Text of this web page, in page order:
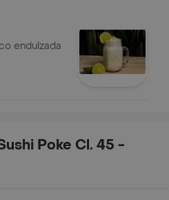
endulzada
Poke Cl. 45 -